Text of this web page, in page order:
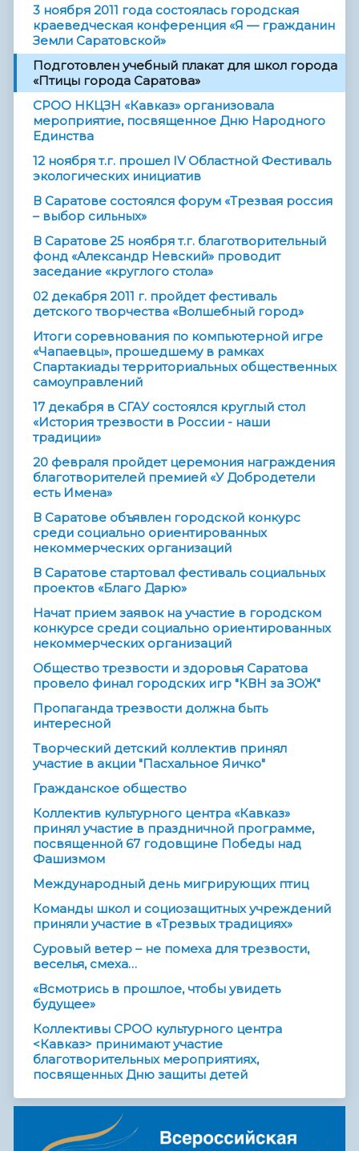
3 ноября 2011 года состоялась городская
краеведческая конференция «Я — гражданин
Земли Саратовской»
Подготовлен учебный плакат для школ города
«Птицы города Саратова»
СРОО НКЦЗН «Кавказ» организовала
мероприятие, посвященное Дню Народного
Единства
12 ноября т.г. прошел IV Областной Фестиваль
экологических инициатив
В Саратове состоялся форум «Трезвая россия
– выбор сильных»
В Саратове 25 ноября т.г. благотворительный
фонд «Александр Невский» проводит
заседание «круглого стола»
02 декабря 2011 г. пройдет фестиваль
детского творчества «Волшебный город»
Итоги соревнования по компьютерной игре
«Чапаевцы», прошедшему в рамках
Спартакиады территориальных общественных
самоуправлений
17 декабря в СГАУ состоялся круглый стол
«История трезвости в России - наши
традиции»
20 февраля пройдет церемония награждения
благотворителей премией «У Добродетели
есть Имена»
В Саратове объявлен городской конкурс
среди социально ориентированных
некоммерческих организаций
В Саратове стартовал фестиваль социальных
проектов «Благо Дарю»
Начат прием заявок на участие в городском
конкурсе среди социально ориентированных
некоммерческих организаций
Общество трезвости и здоровья Саратова
провело финал городских игр "КВН за ЗОЖ"
Пропаганда трезвости должна быть
интересной
Творческий детский коллектив принял
участие в акции "Пасхальное Яичко"
Гражданское общество
Коллектив культурного центра «Кавказ»
принял участие в праздничной программе,
посвященной 67 годовщине Победы над
Фашизмом
Междунаро­­дный день мигрирующи­­х птиц
Команды школ и социозащитных учреждений
приняли участие в «Трезвых традициях»
Суровый ветер – не помеха для трезвости,
веселья, смеха…
«Всмотрись в прошлое, чтобы увидеть
будущее»
Коллективы СРОО культурного центра
<Кавказ> принимают участие
благотворительных мероприятиях,
посвященных Дню защиты детей